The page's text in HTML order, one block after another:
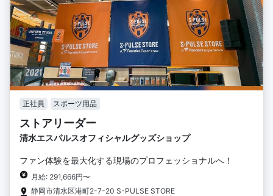
正社員 スポーツ用品
ストアリーダー
清水エスパルスオフィシャルグッズショップ
ファン体験を最大化する現場のプロフェッショナルへ！
月給: 291,666円〜
静岡市清水区港町2-7-20 S-PULSE STORE